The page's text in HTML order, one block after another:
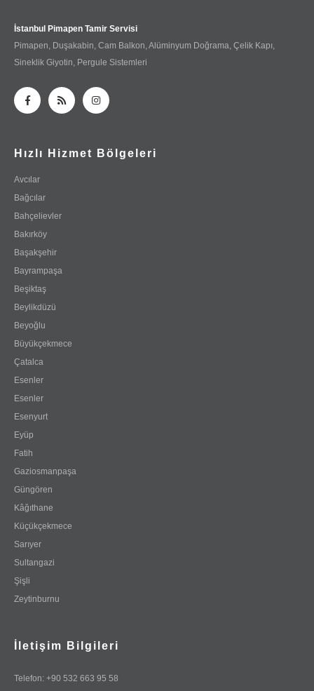
İstanbul Pimapen Tamir Servisi
Pimapen, Duşakabin, Cam Balkon, Alüminyum Doğrama, Çelik Kapı,
Sineklik Giyotin, Pergule Sistemleri
Hızlı Hizmet Bölgeleri
Avcılar
Bağcılar
Bahçelievler
Bakırköy
Başakşehir
Bayrampaşa
Beşiktaş
Beylikdüzü
Beyoğlu
Büyükçekmece
Çatalca
Esenler
Esenler
Esenyurt
Eyüp
Fatih
Gaziosmanpaşa
Güngören
Kâğıthane
Küçükçekmece
Sarıyer
Sultangazi
Şişli
Zeytinburnu
İletişim Bilgileri
Telefon: +90 532 663 95 58